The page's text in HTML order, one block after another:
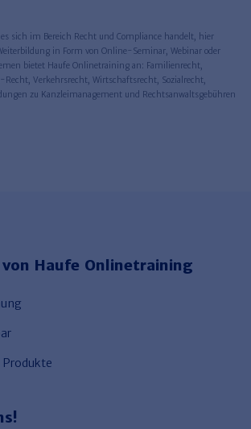
sich im Bereich Recht und Compliance handelt, hier
in Form von Online-Seminar, Webinar oder
bietet Haufe Onlinetraining an: Familienrecht,
Recht, Verkehrsrecht, Wirtschaftsrecht, Sozialrecht,
zu Kanzleimanagement und Rechtsanwaltsgebühren
Haufe Onlinetraining
Produkte